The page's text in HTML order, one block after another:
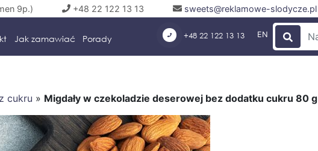
9p.) +48 22 122 13 13 sweets@reklamowe-slodycze.pl
Jak zamawiać Porady +48 22 122 13 13 EN
cukru » Migdały w czekoladzie deserowej bez dodatku cukru 80 g